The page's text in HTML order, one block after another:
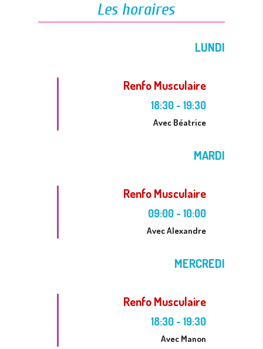
Les horaires
LUNDI
Renfo Musculaire
18:30 -19:30
Avec Béatrice
MARDI
Renfo Musculaire
09:00 -10:00
Avec Alexandre
MERCREDI
Renfo Musculaire
18:30 -19:30
Avec Manon